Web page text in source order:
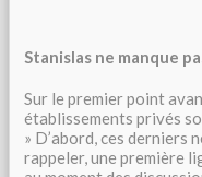
Stanislas ne manque
Sur le premier point
établissements privés
» D’abord, ces
rappeler, une première